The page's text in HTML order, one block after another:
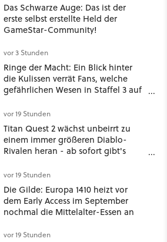
Das Schwarze Auge: Das ist der
erste selbst erstellte Held der
GameStar-Community!
vor 3 Stunden
Ringe der Macht: Ein Blick hinter
die Kulissen verrät Fans, welche
gefährlichen Wesen in Staffel 3 auf
vor 19 Stunden
Titan Quest 2 wächst unbeirrt zu
einem immer größeren Diablo-
Rivalen heran - ab sofort gibt's
Klasse
vor 19 Stunden
Die Gilde: Europa 1410 heizt vor
dem Early Access im September
nochmal die Mittelalter-Essen an
vor 19 Stunden